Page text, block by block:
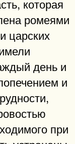
которая
ромеями
царских
день и
и
при